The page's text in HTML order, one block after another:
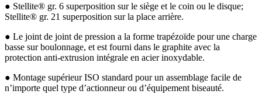
● Stellite® gr. 6 superposition sur le siège et le coin ou le disque;
Stellite® gr. 21 superposition sur la place arrière.
● Le joint de joint de pression a la forme trapézoïde pour une charge
basse sur boulonnage, et est fourni dans le graphite avec la
protection anti-extrusion intégrale en acier inoxydable.
● Montage supérieur ISO standard pour un assemblage facile de
n’importe quel type d’actionneur ou d’équipement biseauté.